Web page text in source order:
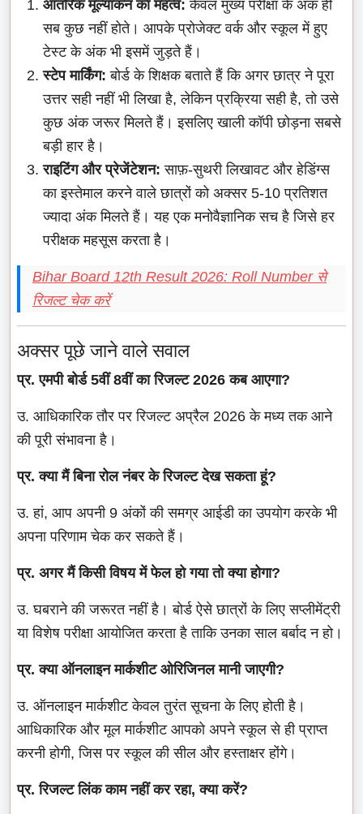
आंतरिक मूल्यांकन का महत्व: केवल मुख्य परीक्षा के अंक ही
सब कुछ नहीं होते। आपके प्रोजेक्ट वर्क और स्कूल में हुए
टेस्ट के अंक भी इसमें जुड़ते हैं।
स्टेप मार्किंग: बोर्ड के शिक्षक बताते हैं कि अगर छात्र ने पूरा
उत्तर सही नहीं भी लिखा है, लेकिन प्रक्रिया सही है, तो उसे
कुछ अंक जरूर मिलते हैं। इसलिए खाली कॉपी छोड़ना सबसे
बड़ी हार है।
राइटिंग और प्रेजेंटेशन: साफ़-सुथरी लिखावट और हेडिंग्स
का इस्तेमाल करने वाले छात्रों को अक्सर 5-10 प्रतिशत
ज्यादा अंक मिलते हैं। यह एक मनोवैज्ञानिक सच है जिसे हर
परीक्षक महसूस करता है।
Bihar Board 12th Result 2026: Roll Number से
रिजल्ट चेक करें
अक्सर पूछे जाने वाले सवाल
प्र. एमपी बोर्ड 5वीं 8वीं का रिजल्ट 2026 कब आएगा?
उ. आधिकारिक तौर पर रिजल्ट अप्रैल 2026 के मध्य तक आने
की पूरी संभावना है।
प्र. क्या मैं बिना रोल नंबर के रिजल्ट देख सकता हूं?
उ. हां, आप अपनी 9 अंकों की समग्र आईडी का उपयोग करके भी
अपना परिणाम चेक कर सकते हैं।
प्र. अगर मैं किसी विषय में फेल हो गया तो क्या होगा?
उ. घबराने की जरूरत नहीं है। बोर्ड ऐसे छात्रों के लिए सप्लीमेंट्री
या विशेष परीक्षा आयोजित करता है ताकि उनका साल बर्बाद न हो।
प्र. क्या ऑनलाइन मार्कशीट ओरिजिनल मानी जाएगी?
उ. ऑनलाइन मार्कशीट केवल तुरंत सूचना के लिए होती है।
आधिकारिक और मूल मार्कशीट आपको अपने स्कूल से ही प्राप्त
करनी होगी, जिस पर स्कूल की सील और हस्ताक्षर होंगे।
प्र. रिजल्ट लिंक काम नहीं कर रहा, क्या करें?